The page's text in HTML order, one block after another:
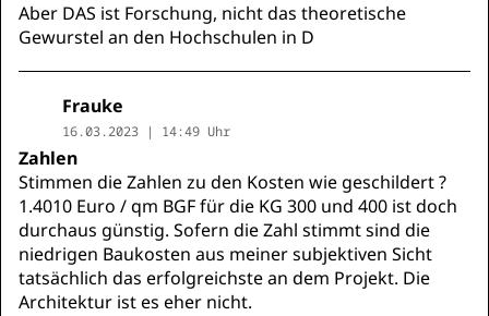
Aber DAS ist Forschung, nicht das theoretische
Gewurstel an den Hochschulen in D
Frauke
16.03.2023 | 14:49 Uhr
Zahlen
Stimmen die Zahlen zu den Kosten wie geschildert ?
1.4010 Euro / qm BGF für die KG 300 und 400 ist doch
durchaus günstig. Sofern die Zahl stimmt sind die
niedrigen Baukosten aus meiner subjektiven Sicht
tatsächlich das erfolgreichste an dem Projekt. Die
Architektur ist es eher nicht.